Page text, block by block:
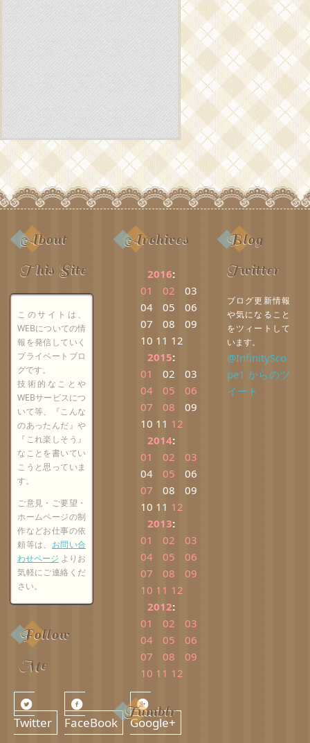
About
This Site
このサイトは、
WEBについての情
報を発信していく
プライベートブロ
グです。
技術的なことや
WEBサービスにつ
いて等、『こんな
のあったんだ』や
『これ楽しそう』
なことを書いてい
こうと思っていま
す。
ご意見・ご要望・
ホームページの制
作などお仕事の依
頼等は、 お問い合
わせページ よりお
気軽にご連絡くだ
さい。
Follow
Me
Twitter FaceBook Google+
Archives
2016:
01
02
03
04
05
06
07
08
09
10 11 12
2015:
01
02
03
04
05
06
07
08
09
10 11 12
2014:
01
02
03
04
05
06
07
08
09
10 11 12
2013:
01
02
03
04
05
06
07
08
09
10 11 12
2012:
01
02
03
04
05
06
07
08
09
10 11 12
Tumblr
Blog
Twitter
ブログ更新情報
や気になること
をツィートして
います。
@InfinitySco
pe1 からのツ
イート